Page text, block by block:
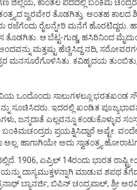
ಜಿಲ್ಲೆಯ, ಕಾಂತಲ ಪದದಲ್ಲಿ ಬಂಕಿಮ
ಜ್ವರವೇರ ತೊಡಗಿತ್ತು. ಅಂತಹ
ರಜೆಗೆಂದು ರೈಲನ್ನೇರಿ ಮನೆಗೆ ಹೊರಟಿದ್ದರು.
ತೊಡಗಿತು. ಆ ಬೆಟ್ಟ-ಗುಡ್ಡ, ಹಸಿರಿನಿಂದ
ಮತ್ತಷ್ಟು ಹೆಚ್ಚಿಸಿದ್ದ ನದಿ,
ಮನಸೂರೆಗೊಳಿಸಿತು. ಕವಿಹೃದಯ
ಒಂದೊಂದು ಸಾಲುಗಳಲ್ಲೂ ಭರತಖಂಡ
ಸೂಚಿಸಿದರು. ಇದರಲ್ಲಿ ಖಂಡಿತ
ಜನ್ಮದಾತೆ ಎಲ್ಲವನ್ನೂ ಕಂಡುಕೊಳ್ಳುವ
ಬಂಕಿಮಚಂದ್ರರು ಪ್ರಯತ್ನಿಸಿದ್ದಾರೆ ಅಷ್ಟೇ.
ಹಾಗಾಗಿಯೇ ಅದು ಸ್ವಾತಂತ್ರ್ಯ
1906, ಏಪ್ರಿಲ್ 14ರಂದು ಭಾರತ
ದಾಸ್ಯಮುಕ್ತಳನ್ನಾಗಿ ಮಾಡುವ ಶಪಥ
ಬ್ಯಾನರ್ಜಿ, ಬಿಪಿನ್ ಚಂದ್ರಪಾಲ್, ಶ್ರೀ